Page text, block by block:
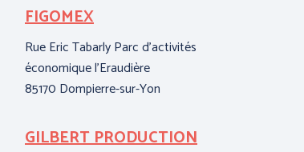
FIGOMEX
Rue Eric Tabarly Parc d'activités
économique l'Eraudière
85170 Dompierre-sur-Yon
GILBERT PRODUCTION